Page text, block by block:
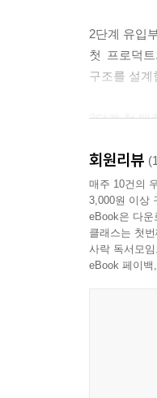
MVP로 시
사용자를
사용자의
태그 활
사용자 행
클래리티
분석 데이
Chapter 06
구글 애드
2단계 유입
첫 프로덕
구조를 설계
3단계 첫 매
만듭니다.
4단계 구독
한 번 결제
5단계 운영
회원리뷰
매주 10건의
3,000원 이상
eBook은 다
클래스는 첫
사락 독서모
eBook 페이